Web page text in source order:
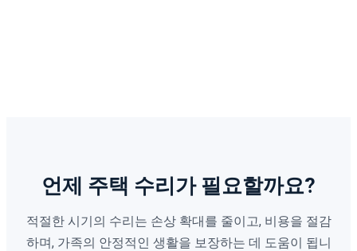
언제 주택 수리가 필요할까요?
적절한 시기의 수리는 손상 확대를 줄이고, 비용을 절감
하며, 가족의 안정적인 생활을 보장하는 데 도움이 됩니